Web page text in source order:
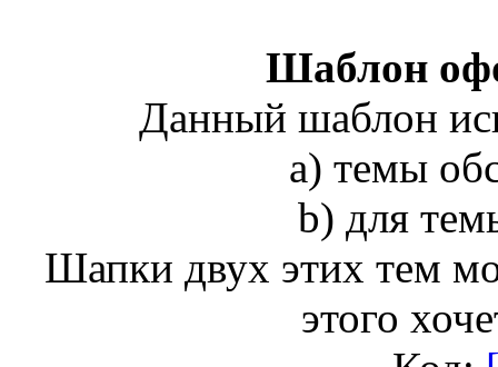
Шаблон
Данный шаблон
а) темы
b) для
Шапки двух этих тем
этого